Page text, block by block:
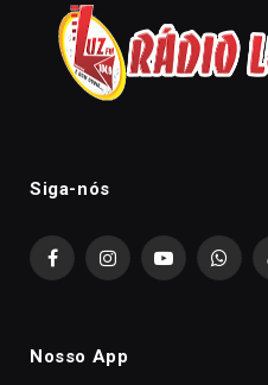
Siga-nós
FacebookInstagramYouTube
Nosso App